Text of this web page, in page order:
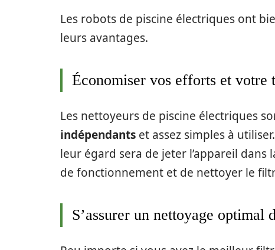
Les robots de piscine électriques ont
leurs avantages.
Économiser vos efforts et votre
Les nettoyeurs de piscine électriques
indépendants et assez simples à
leur égard sera de jeter l’appareil dans
de fonctionnement et de nettoyer le
S’assurer un nettoyage optimal